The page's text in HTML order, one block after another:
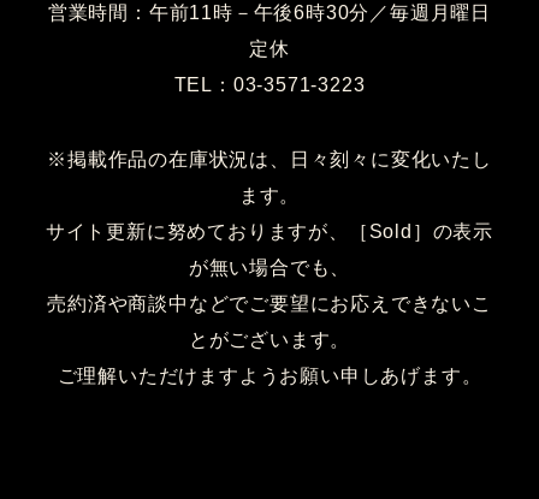
営業時間：午前11時－午後6時30分／毎週月曜日
定休
TEL：03-3571-3223
※掲載作品の在庫状況は、日々刻々に変化いたし
ます。
サイト更新に努めておりますが、［Sold］の表示
が無い場合でも、
売約済や商談中などでご要望にお応えできないこ
とがございます。
ご理解いただけますようお願い申しあげます。